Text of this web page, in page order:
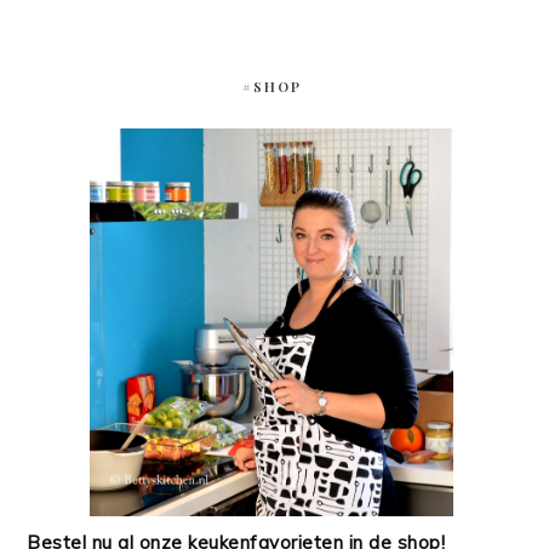
#SHOP
Bestel nu al onze keukenfavorieten in de shop!